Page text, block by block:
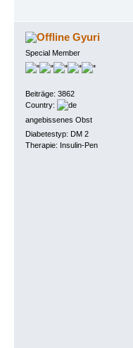
Gyuri
Special Member
Beiträge: 3862
Country:
angebissenes Obst
Diabetestyp: DM 2
Therapie: Insulin-Pen